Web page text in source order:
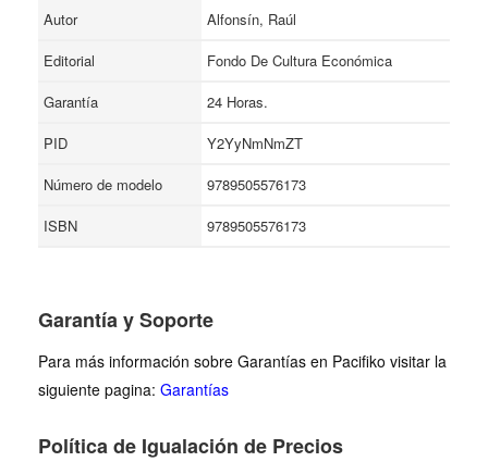
Autor
Alfonsín, Raúl
Editorial
Fondo De Cultura Económica
Garantía
24 Horas.
PID
Y2YyNmNmZT
Número de modelo
9789505576173
ISBN
9789505576173
Garantía y Soporte
Para más información sobre Garantías en Pacifiko visitar la
siguiente pagina: Garantías
Política de Igualación de Precios